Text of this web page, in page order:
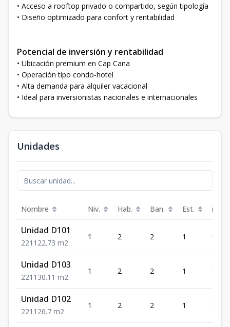
• Acceso a rooftop privado o compartido, según tipología
• Diseño optimizado para confort y rentabilidad
Potencial de inversión y rentabilidad
• Ubicación premium en Cap Cana
• Operación tipo condo-hotel
• Alta demanda para alquiler vacacional
• Ideal para inversionistas nacionales e internacionales
Unidades
Nombre Niv. Hab. Ban. Est. m²
Unidad D101
221 122.73 m2
1 2 2 1
Unidad D103
221 130.11 m2
1 2 2 1
Unidad D102
221 126.7 m2
1 2 2 1 126.7